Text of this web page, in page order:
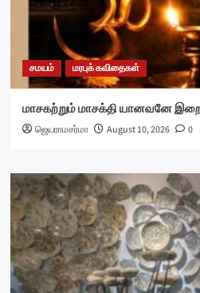
சமயம் மரபுக் கவிதைகள்
மாசகற்றும் மாசக்தி யானவனே
ஜெயராமசர்மா August 10, 2026 0